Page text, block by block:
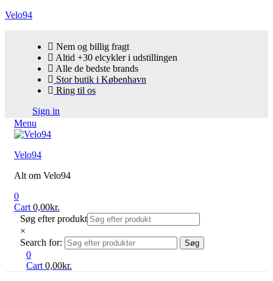
Velo94
Nem og billig fragt
Altid +30 elcykler i udstillingen
Alle de bedste brands
Stor butik i København
Ring til os
Sign in
Menu
Velo94
Alt om Velo94
0
Cart 0,00kr.
Søg efter produkt
×
Search for:
Søg
0
Cart 0,00kr.